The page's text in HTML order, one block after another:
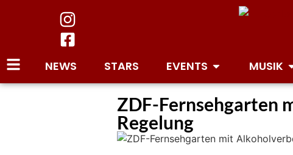
NEWS STARS EVENTS MUSIK
ZDF-Fernsehgarten
Regelung